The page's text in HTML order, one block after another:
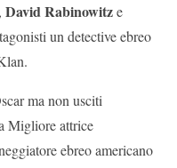
David Rabinowitze
un detective ebreo
ma non usciti
Migliore attrice
ebreo americano